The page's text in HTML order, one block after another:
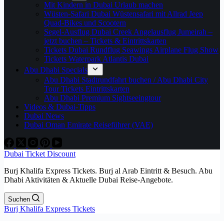
Mit Kindern in Dubai Urlaub machen
Wüsten-Safari Dubai Wüstensafari mit Allrad Jeep
Quad-Bikes und Scootern
Segel-Ausflug Dubai Creek Angelausflug Jumeirah –
jetzt buchen – Tickets & Eintrittskarten
Tickets Dubai Rundflug Seawings Airplane Flug Show
Tickets Waterpark Atlantis Dubai
Abu Dhabi Specials
Abu Dhabi Stadtrundfahrt buchen / Abu Dhabi City
Tour Tickets Eintrittskarten
Abu Dhabi Premium Sightseeingtour
Videos & Dubai-Tipps
Dubai News
Dubai Oman Emirate Reiseführer (VAE)
Dubai Ticket Discount
Burj Khalifa Express Tickets. Burj al Arab Eintritt & Besuch. Abu
Dhabi Aktivitäten & Aktuelle Dubai Reise-Angebote.
Suchen
Burj Khalifa Express Tickets